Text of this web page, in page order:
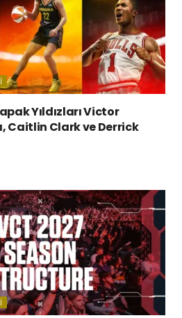
Yıldızları Victor
Caitlin Clark ve Derrick